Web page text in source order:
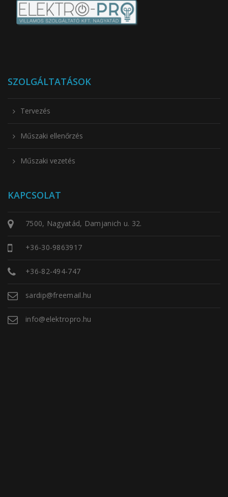
SZOLGÁLTATÁSOK
Tervezés
Műszaki ellenőrzés
Műszaki vezetés
KAPCSOLAT
7500, Nagyatád, Damjanich u. 32.
+36-30-9863917
+36-82-494-747
sardip@freemail.hu
info@elektropro.hu